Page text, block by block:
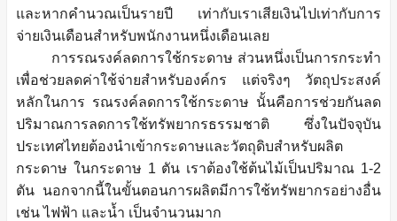
และหากคำนวณเป็นรายปี เท่ากับเราเสียเงินไปเท่ากับการ
จ่ายเงินเดือนสำหรับพนักงานหนึ่งเดือนเลย
การรณรงค์ลดการใช้กระดาษ ส่วนหนึ่งเป็นการกระทำ
เพื่อช่วยลดค่าใช้จ่ายสำหรับองค์กร แต่จริงๆ วัตถุประสงค์
หลักในการ รณรงค์ลดการใช้กระดาษ นั้นคือการช่วยกันลด
ปริมาณการลดการใช้ทรัพยากรธรรมชาติ ซึ่งในปัจจุบัน
ประเทศไทยต้องนำเข้ากระดาษและวัตถุดิบสำหรับผลิต
กระดาษ ในกระดาษ 1 ตัน เราต้องใช้ต้นไม้เป็นปริมาณ 1-2
ตัน นอกจากนี้ในขั้นตอนการผลิตมีการใช้ทรัพยากรอย่างอื่น
เช่น ไฟฟ้า และน้ำ เป็นจำนวนมาก